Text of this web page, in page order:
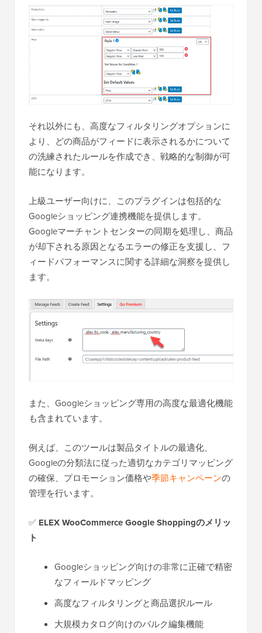
それ以外にも、高度なフィルタリングオプションに
より、どの商品がフィードに表示されるかについて
の洗練されたルールを作成でき、戦略的な制御が可
能になります。
上級ユーザー向けに、このプラグインは包括的な
Googleショッピング連携機能を提供します。
Googleマーチャントセンターの同期を処理し、商品
が却下される原因となるエラーの修正を支援し、フ
ィードパフォーマンスに関する詳細な洞察を提供し
ます。
また、Googleショッピング専用の高度な最適化機能
も含まれています。
例えば、このツールは製品タイトルの最適化、
Googleの分類法に従った適切なカテゴリマッピング
の確保、プロモーション価格や季節キャンペーンの
管理を行います。
✅ ELEX WooCommerce Google Shoppingのメリッ
ト
Googleショッピング向けの非常に正確で精密
なフィールドマッピング
高度なフィルタリングと商品選択ルール
大規模カタログ向けのバルク編集機能